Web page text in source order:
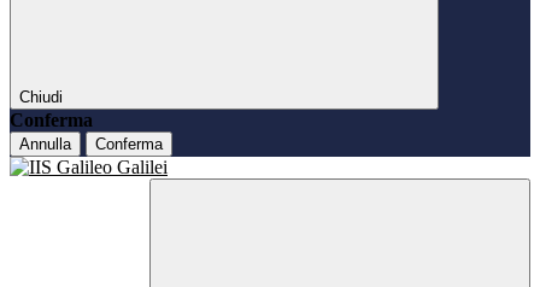
Chiudi
Conferma
Annulla Conferma